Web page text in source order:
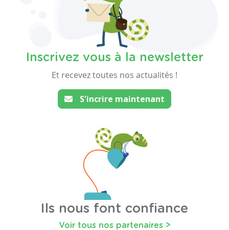
Inscrivez vous à la newsletter
Et recevez toutes nos actualités !
S'incrire maintenant
Ils nous font confiance
Voir tous nos partenaires >